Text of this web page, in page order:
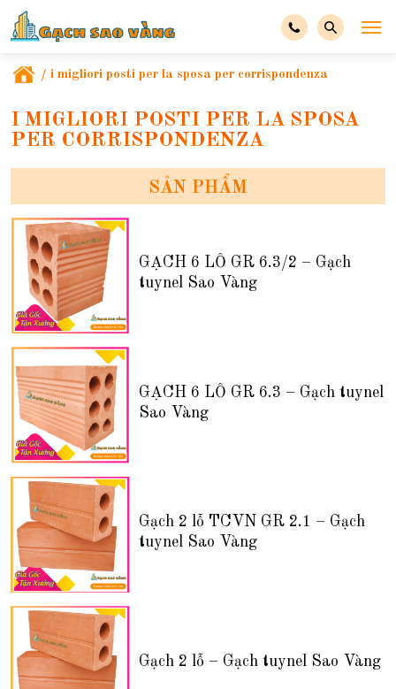
/ i migliori posti per la sposa per corrispondenza
I MIGLIORI POSTI PER LA SPOSA
PER CORRISPONDENZA
SẢN PHẨM
GẠCH 6 LỖ GR 6.3/2 – Gạch
tuynel Sao Vàng
GẠCH 6 LỖ GR 6.3 – Gạch tuynel
Sao Vàng
Gạch 2 lỗ TCVN GR 2.1 – Gạch
tuynel Sao Vàng
Gạch 2 lỗ – Gạch tuynel Sao Vàng